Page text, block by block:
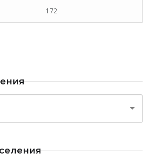
172